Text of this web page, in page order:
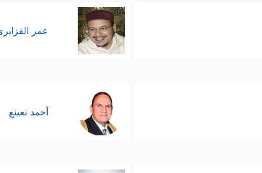
عمر
أحمد نعينع